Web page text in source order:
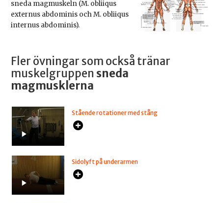
sneda magmuskeln (M. obliiqus
externus abdominis och M. obliiqus
internus abdominis).
Fler övningar som också tränar
muskelgruppen sneda
magmusklerna
Stående rotationer med stång
Sidolyft på underarmen